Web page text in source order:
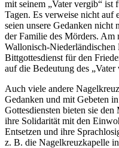
mit seinem „Vater vergib“ ist
Tagen. Es verweise nicht auf
seien unsere Gedanken nicht
der Familie des Mörders.
Wallonisch-
Bittgottesdienst für den
auf die Bedeutung des
Auch viele andere
Gedanken und mit Gebeten
Gottesdiensten bieten sie
ihre Solidarität mit den
Entsetzen und ihre
z. B. die Nagelkreuzkapelle